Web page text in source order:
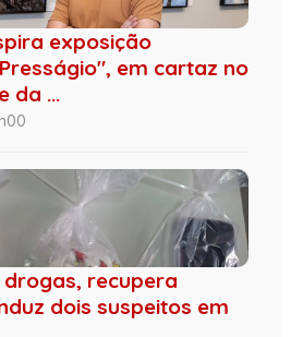
exposição
em cartaz no
da ...
drogas, recupera
dois suspeitos em